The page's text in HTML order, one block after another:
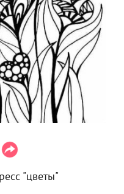
"цветы"